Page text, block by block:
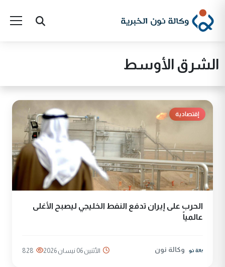
الشرق الأوسط
إقتصادية
الحرب على إيران تدفع النفط الخليجي ليصبح الأغلى
عالمياً
وكالة نون الأثنين 06 نيسان 2026 828